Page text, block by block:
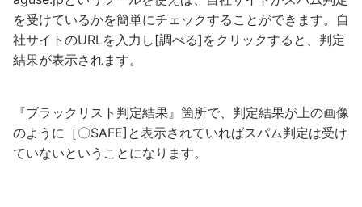
を受けているかを簡単にチェックすることができます。自
社サイトのURLを入力し[調べる]をクリックすると、判定
結果が表示されます。
『ブラックリスト判定結果』箇所で、判定結果が上の画像
のように［〇SAFE]と表示されていればスパム判定は受け
ていないということになります。